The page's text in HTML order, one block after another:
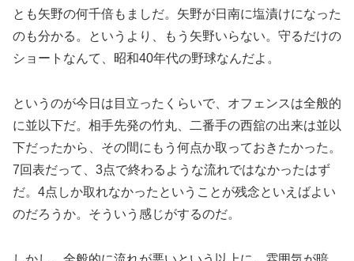
とも矢野の何千倍もましだ。矢野が日南に塩漬けになった
のも分かる。というより、もう矢野いらない。守るだけの
ショートなんて、昭和40年代の野球なんだよ。
というのが今日は目立ったくらいで、オフェンスは全般的
に並以下だ。相手先発の竹丸、二番手の西舘の出来は並以
下だったから、その間にもう何点か取っておきたかった。
7回表だって、3点で終わるような流れではなかったはず
だ。4点しか取れなかったということが残念といえばよい
のだろうか。そういう感じがするのだ。